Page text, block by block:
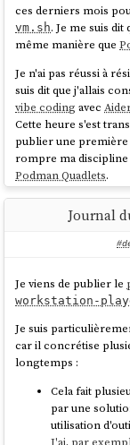
ces derniers mois
vm.sh. Je me suis
même manière que
Je n'ai pas réussi à
suis dit que j'allais
vibe coding avec
Cette heure s'est
publier une
rompre ma discipline
Podman Quadlets.
Depuis, je n'ai pas
une spirale de
dérapé.
Je pense que c'était
Le
codingsur un
excité et en
motivation de
La cascade :
hell" s'est
du
Journal
Je viens de publier le
workstation-
Je suis
car il concrétise
longtemps :
Cela fait
par une
utilisation
J'ai, par